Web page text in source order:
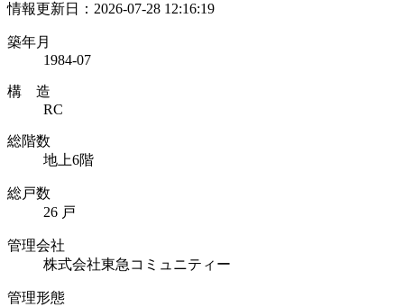
情報更新日：2026-07-28 12:16:19
築年月
1984-07
構 造
RC
総階数
地上6階
総戸数
26 戸
管理会社
株式会社東急コミュニティー
管理形態